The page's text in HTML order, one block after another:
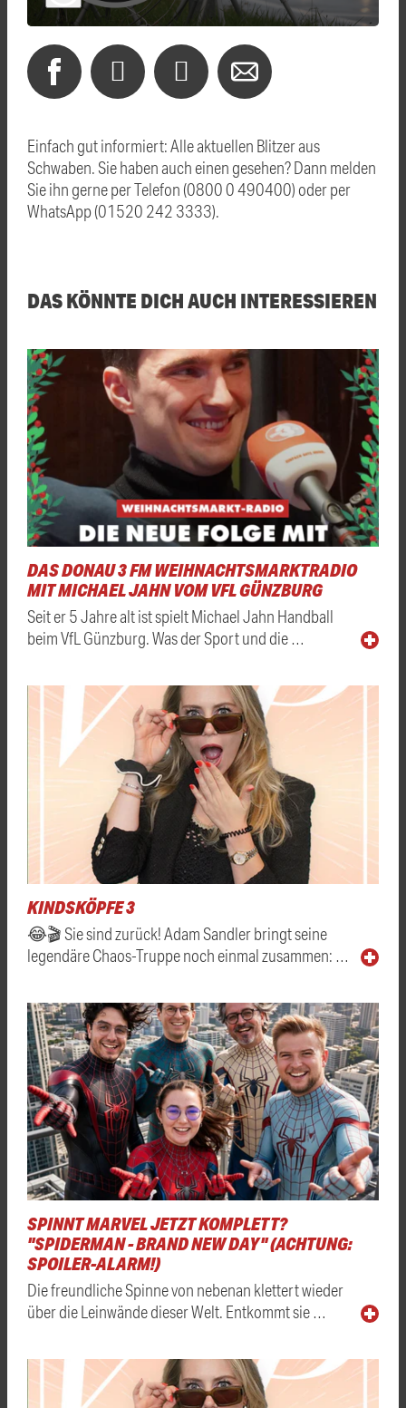
Einfach gut informiert: Alle aktuellen Blitzer aus
Schwaben. Sie haben auch einen gesehen? Dann melden
Sie ihn gerne per Telefon (0800 0 490400) oder per
WhatsApp (01520 242 3333).
DAS KÖNNTE DICH AUCH INTERESSIEREN
DAS DONAU 3 FM WEIHNACHTSMARKTRADIO
MIT MICHAEL JAHN VOM VFL GÜNZBURG
Seit er 5 Jahre alt ist spielt Michael Jahn Handball
beim VfL Günzburg. Was der Sport und die …
KINDSKÖPFE 3
😂🎬 Sie sind zurück! Adam Sandler bringt seine
legendäre Chaos-Truppe noch einmal zusammen: …
SPINNT MARVEL JETZT KOMPLETT?
"SPIDERMAN - BRAND NEW DAY" (ACHTUNG:
SPOILER-ALARM!)
Die freundliche Spinne von nebenan klettert wieder
über die Leinwände dieser Welt. Entkommt sie …